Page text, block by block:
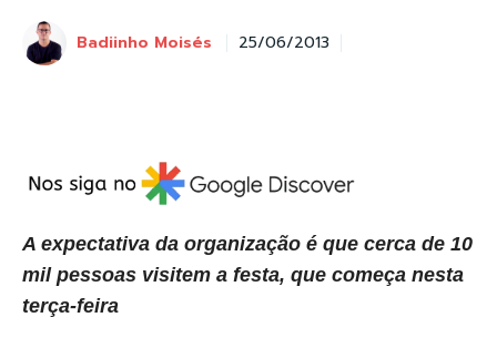
Badiinho Moisés 25/06/2013
A expectativa da organização é que cerca de 10
mil pessoas visitem a festa, que começa nesta
terça-feira